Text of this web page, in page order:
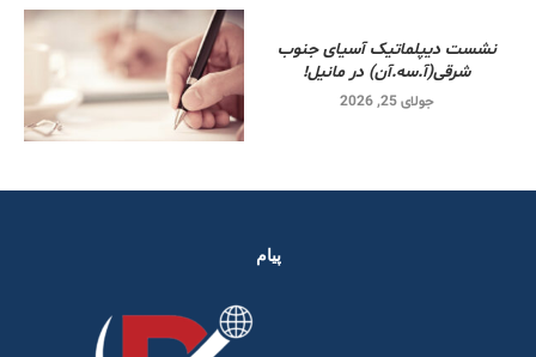
نشست دیپلماتیک آسیای جنوب
شرقی‌(آ.سه.آن) در مانیل!
جولای 25, 2026
پیام